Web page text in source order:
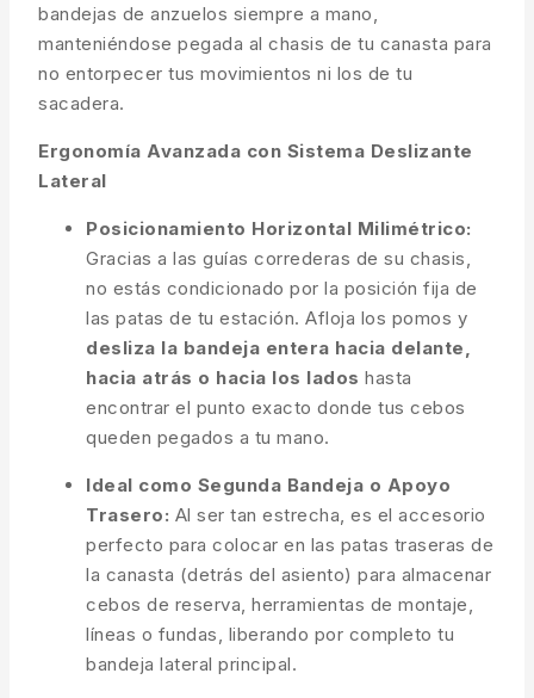
bandejas de anzuelos siempre a mano,
manteniéndose pegada al chasis de tu canasta para
no entorpecer tus movimientos ni los de tu
sacadera.
Ergonomía Avanzada con Sistema Deslizante
Lateral
Posicionamiento Horizontal Milimétrico:
Gracias a las guías correderas de su chasis,
no estás condicionado por la posición fija de
las patas de tu estación. Afloja los pomos y
desliza la bandeja entera hacia delante,
hacia atrás o hacia los lados hasta
encontrar el punto exacto donde tus cebos
queden pegados a tu mano.
Ideal como Segunda Bandeja o Apoyo
Trasero: Al ser tan estrecha, es el accesorio
perfecto para colocar en las patas traseras de
la canasta (detrás del asiento) para almacenar
cebos de reserva, herramientas de montaje,
líneas o fundas, liberando por completo tu
bandeja lateral principal.